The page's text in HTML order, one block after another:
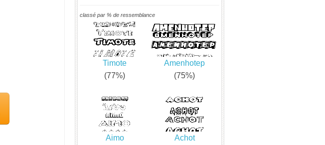
classé par % de ressemblance
Timote
(77%)
Amenhotep
(75%)
Aimo
Achot